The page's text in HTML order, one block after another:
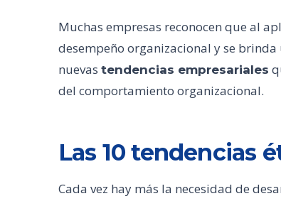
Muchas empresas reconocen que al
desempeño organizacional y se
nuevas tendencias empresariales
del comportamiento organizacional.
Las 10 tendencias
Cada vez hay más la necesidad de